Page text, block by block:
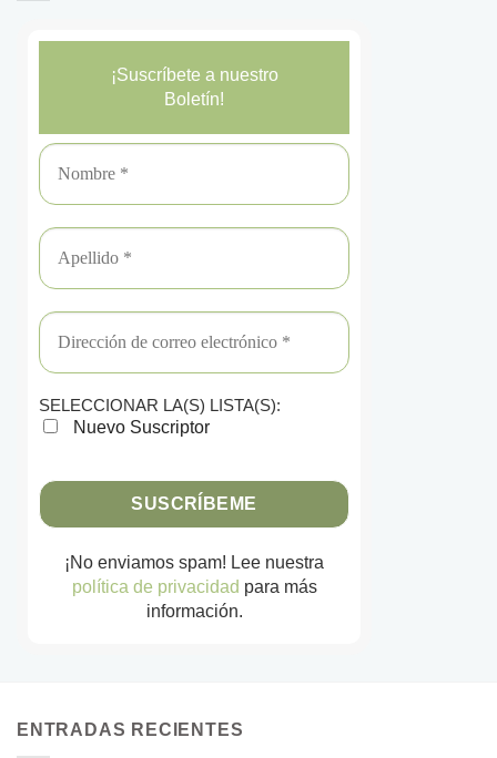
¡Suscríbete a nuestro
Boletín!
SELECCIONAR LA(S) LISTA(S):
Nuevo Suscriptor
¡No enviamos spam! Lee nuestra
política de privacidad para más
información.
ENTRADAS RECIENTES